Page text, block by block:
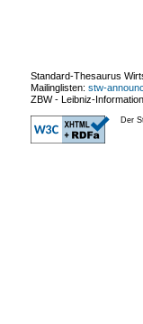
Standard-Thesaurus
Mailinglisten: stw-
ZBW - Leibniz-
Der